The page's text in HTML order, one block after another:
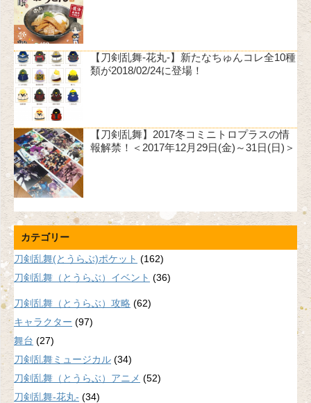
【刀剣乱舞-花丸-】新たなちゅんコレ全10種
類が2018/02/24に登場！
【刀剣乱舞】2017冬コミニトロプラスの情
報解禁！＜2017年12月29日(金)～31日(日)＞
カテゴリー
刀剣乱舞(とうらぶ)ポケット (162)
刀剣乱舞（とうらぶ）イベント (36)
刀剣乱舞（とうらぶ）攻略 (62)
キャラクター (97)
舞台 (27)
刀剣乱舞ミュージカル (34)
刀剣乱舞（とうらぶ）アニメ (52)
刀剣乱舞-花丸- (34)